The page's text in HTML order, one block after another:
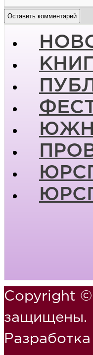
Copyright
защищены.
Разработка